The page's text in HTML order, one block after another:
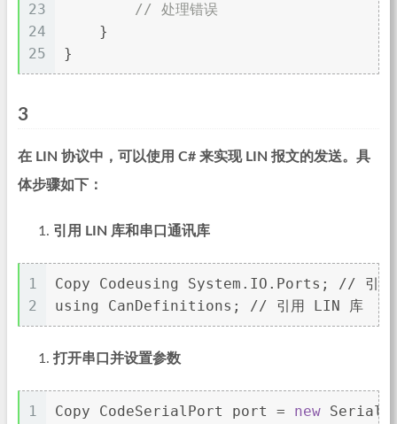
23
24
25
// 处理错误
}
}
3
在 LIN 协议中，可以使用 C# 来实现 LIN 报文的发送。具
体步骤如下：
引用 LIN 库和串口通讯库
1
2
Copy Codeusing System.IO.Ports; // 引用
using CanDefinitions; // 引用 LIN 库
打开串口并设置参数
1
Copy CodeSerialPort port = new